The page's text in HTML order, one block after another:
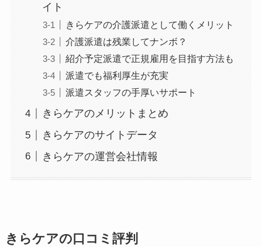
イト
きらケアの介護派遣として働くメリット
介護派遣は残業してナンボ？
紹介予定派遣で正規雇用を目指す方法も
派遣でも福利厚生が充実
派遣スタッフの手厚いサポート
きらケアのメリットまとめ
きらケアのサイトデータ
きらケアの運営会社情報
きらケアの口コミ評判